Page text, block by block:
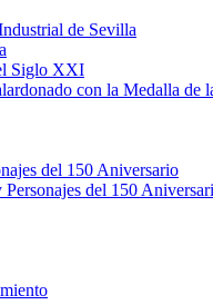
de Sevilla
Siglo XXI
con la Medalla de
del 150 Aniversario
Personajes del 150